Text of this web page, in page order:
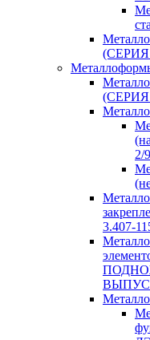
(СЕРИЯ
Металлоформы
(СЕРИЯ
2/
3.407-